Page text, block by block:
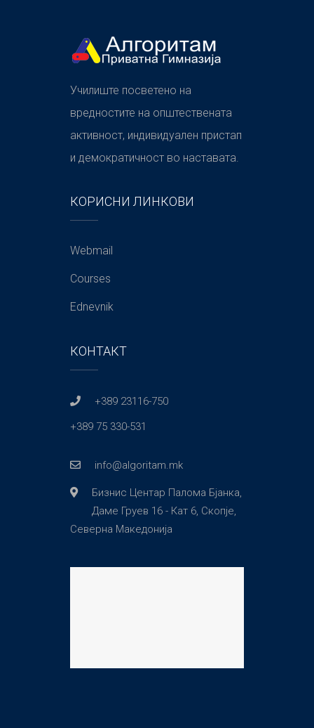
Училиште посветено на
вредностите на општествената
активност, индивидуален пристап
и демократичност во наставата.
КОРИСНИ ЛИНКОВИ
Webmail
Courses
Ednevnik
КОНТАКТ
+389 23116-750
+389 75 330-531
info@algoritam.mk
Бизнис Центар Палома Бјанка,
Даме Груев 16 - Кат 6, Скопје,
Северна Македонија